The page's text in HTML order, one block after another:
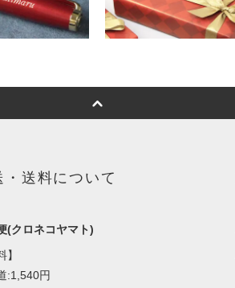
・送料について
(クロネコヤマト)
】
:1,540円